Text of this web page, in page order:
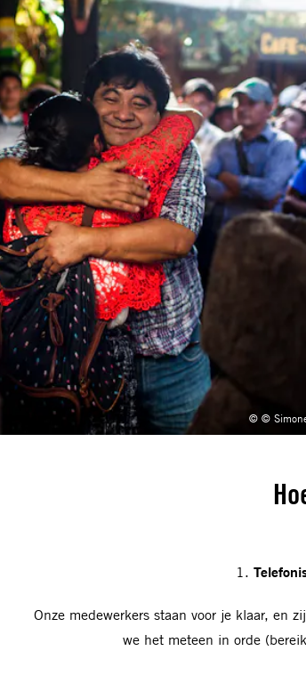
© ©
1.
Onze medewerkers staan voor je klaar, en
we het meteen in orde